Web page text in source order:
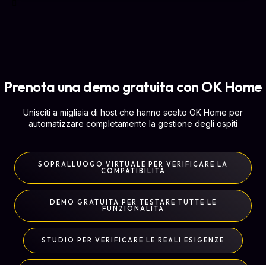
Prenota una demo gratuita con OK Home
Unisciti a migliaia di host che hanno scelto OK Home per
automatizzare completamente la gestione degli ospiti
SOPRALLUOGO VIRTUALE PER VERIFICARE LA
COMPATIBILITÀ
DEMO GRATUITA PER TESTARE TUTTE LE
FUNZIONALITÀ
STUDIO PER VERIFICARE LE REALI ESIGENZE